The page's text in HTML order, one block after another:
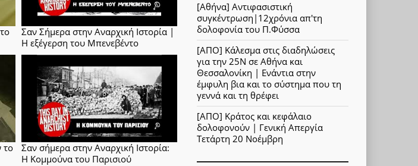
Σαν Σήμερα στην Αναρχική Ιστορία |
Η εξέγερση του Μπενεβέντο
το
Σαν σήμερα στην Αναρχική Ιστορία:
Η Κομμούνα του Παρισιού
[Αθήνα] Αντιφασιστική
συγκέντρωση|12χρόνια απ'τη
δολοφονία του Π.Φύσσα
[ΑΠΟ] Κάλεσμα στις διαδηλώσεις
για την 25Ν σε Αθήνα και
Θεσσαλονίκη | Ενάντια στην
έμφυλη βια και το σύστημα που τη
γεννά και τη θρέφει
[ΑΠΟ] Κράτος και κεφάλαιο
δολοφονούν | Γενική Απεργία
Τετάρτη 20 Νοέμβρη